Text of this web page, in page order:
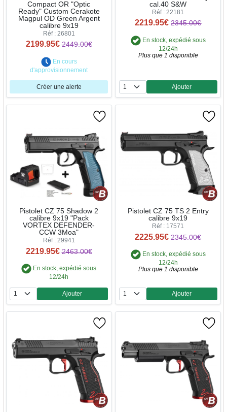
Compact OR "Optic
Ready" Custom Cerakote
Magpul OD Green Argent
calibre 9x19
Réf : 26801
2199.95€ 2449.00€
En cours
d'approvisionnement
Créer une alerte
cal.40 S&W
Réf : 22181
2219.95€ 2345.00€
En stock, expédié sous
12/24h
Plus que 1 disponible
Quantité
Ajouter
Pistolet CZ 75 Shadow 2
calibre 9x19 "Pack
VORTEX DEFENDER-
CCW 3Moa"
Réf : 29941
2219.95€ 2463.00€
En stock, expédié sous
12/24h
Quantité
Ajouter
Pistolet CZ 75 TS 2 Entry
calibre 9x19
Réf : 17571
2225.95€ 2345.00€
En stock, expédié sous
12/24h
Plus que 1 disponible
Quantité
Ajouter